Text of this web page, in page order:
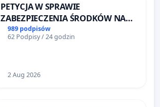
PETYCJA W SPRAWIE
ZABEZPIECZENIA ŚRODKÓW NA
FUNKCJONOWANIE SCHRONISKA
DLA BEZDOMNYCH ZWIERZĄT W
989 podpisów
62 Podpisy / 24 godzin
2 Aug 2026